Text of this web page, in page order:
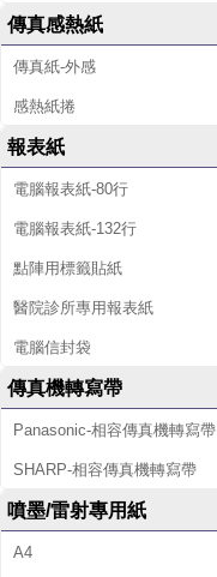
傳真感熱紙
傳真紙-外感
感熱紙捲
報表紙
電腦報表紙-80行
電腦報表紙-132行
點陣用標籤貼紙
醫院診所專用報表紙
電腦信封袋
傳真機轉寫帶
Panasonic-相容傳真機轉寫帶
SHARP-相容傳真機轉寫帶
噴墨/雷射專用紙
A4